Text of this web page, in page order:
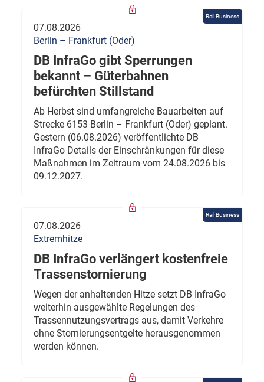
Rail Business
07.08.2026
Berlin – Frankfurt (Oder)
DB InfraGo gibt Sperrungen
bekannt – Güterbahnen
befürchten Stillstand
Ab Herbst sind umfangreiche Bauarbeiten auf
Strecke 6153 Berlin – Frankfurt (Oder) geplant.
Gestern (06.08.2026) veröffentlichte DB
InfraGo Details der Einschränkungen für diese
Maßnahmen im Zeitraum vom 24.08.2026 bis
09.12.2027.
Rail Business
07.08.2026
Extremhitze
DB InfraGo verlängert kostenfreie
Trassenstornierung
Wegen der anhaltenden Hitze setzt DB InfraGo
weiterhin ausgewählte Regelungen des
Trassennutzungsvertrags aus, damit Verkehre
ohne Stornierungsentgelte herausgenommen
werden können.